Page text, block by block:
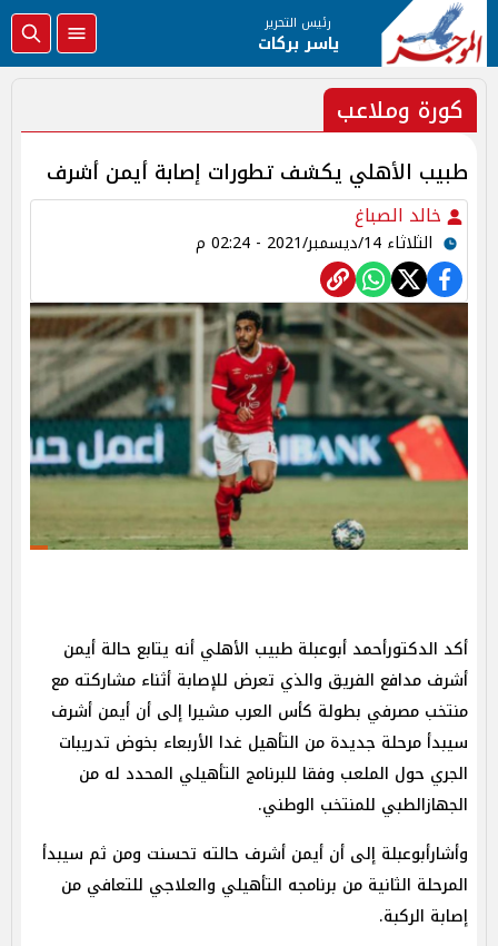
رئيس التحرير
ياسر بركات
كورة وملاعب
طبيب الأهلي يكشف تطورات إصابة أيمن أشرف
خالد الصباغ
الثلاثاء 14/ديسمبر/2021 - 02:24 م
أكد الدكتورأحمد أبوعبلة طبيب الأهلي أنه يتابع حالة أيمن
أشرف مدافع الفريق والذي تعرض للإصابة أثناء مشاركته مع
منتخب مصرفي بطولة كأس العرب مشيرا إلى أن أيمن أشرف
سيبدأ مرحلة جديدة من التأهيل غدا الأربعاء بخوض تدريبات
الجري حول الملعب وفقا للبرنامج التأهيلي المحدد له من
الجهازالطبي للمنتخب الوطني.
وأشارأبوعبلة إلى أن أيمن أشرف حالته تحسنت ومن ثم سيبدأ
المرحلة الثانية من برنامجه التأهيلي والعلاجي للتعافي من
إصابة الركبة.